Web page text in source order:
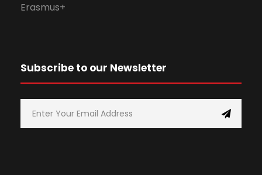
Erasmus+
Subscribe to our Newsletter